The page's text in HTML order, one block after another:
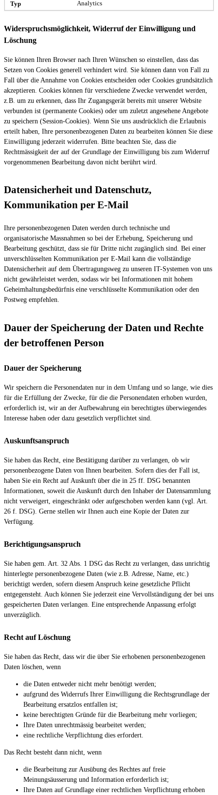
Analytics
Widerspruchsmöglichkeit, Widerruf der Einwilligung und
Löschung
Sie können Ihren Browser nach Ihren Wünschen so einstellen, dass das
Setzen von Cookies generell verhindert wird. Sie können dann von Fall zu
Fall über die Annahme von Cookies entscheiden oder Cookies grundsätzlich
akzeptieren. Cookies können für verschiedene Zwecke verwendet werden,
z.B. um zu erkennen, dass Ihr Zugangsgerät bereits mit unserer Website
verbunden ist (permanente Cookies) oder um zuletzt angesehene Angebote
zu speichern (Session-Cookies). Wenn Sie uns ausdrücklich die Erlaubnis
erteilt haben, Ihre personenbezogenen Daten zu bearbeiten können Sie diese
Einwilligung jederzeit widerrufen. Bitte beachten Sie, dass die
Rechtmässigkeit der auf der Grundlage der Einwilligung bis zum Widerruf
vorgenommenen Bearbeitung davon nicht berührt wird.
Datensicherheit und Datenschutz,
Kommunikation per E-Mail
Ihre personenbezogenen Daten werden durch technische und
organisatorische Massnahmen so bei der Erhebung, Speicherung und
Bearbeitung geschützt, dass sie für Dritte nicht zugänglich sind. Bei einer
unverschlüsselten Kommunikation per E-Mail kann die vollständige
Datensicherheit auf dem Übertragungsweg zu unseren IT-Systemen von uns
nicht gewährleistet werden, sodass wir bei Informationen mit hohem
Geheimhaltungsbedürfnis eine verschlüsselte Kommunikation oder den
Postweg empfehlen.
Dauer der Speicherung der Daten und Rechte
der betroffenen Person
Dauer der Speicherung
Wir speichern die Personendaten nur in dem Umfang und so lange, wie dies
für die Erfüllung der Zwecke, für die die Personendaten erhoben wurden,
erforderlich ist, wir an der Aufbewahrung ein berechtigtes überwiegendes
Interesse haben oder dazu gesetzlich verpflichtet sind.
Auskunftsanspruch
Sie haben das Recht, eine Bestätigung darüber zu verlangen, ob wir
personenbezogene Daten von Ihnen bearbeiten. Sofern dies der Fall ist,
haben Sie ein Recht auf Auskunft über die in 25 ff. DSG benannten
Informationen, soweit die Auskunft durch den Inhaber der Datensammlung
nicht verweigert, eingeschränkt oder aufgeschoben werden kann (vgl. Art.
26 f. DSG). Gerne stellen wir Ihnen auch eine Kopie der Daten zur
Verfügung.
Berichtigungsanspruch
Sie haben gem. Art. 32 Abs. 1 DSG das Recht zu verlangen, dass unrichtig
hinterlegte personenbezogene Daten (wie z.B. Adresse, Name, etc.)
berichtigt werden, sofern diesem Anspruch keine gesetzliche Pflicht
entgegensteht. Auch können Sie jederzeit eine Vervollständigung der bei uns
gespeicherten Daten verlangen. Eine entsprechende Anpassung erfolgt
unverzüglich.
Recht auf Löschung
Sie haben das Recht, dass wir die über Sie erhobenen personenbezogenen
Daten löschen, wenn
die Daten entweder nicht mehr benötigt werden;
aufgrund des Widerrufs Ihrer Einwilligung die Rechtsgrundlage der
Bearbeitung ersatzlos entfallen ist;
keine berechtigten Gründe für die Bearbeitung mehr vorliegen;
Ihre Daten unrechtmässig bearbeitet werden;
eine rechtliche Verpflichtung dies erfordert.
Das Recht besteht dann nicht, wenn
die Bearbeitung zur Ausübung des Rechtes auf freie
Meinungsäusserung und Information erforderlich ist;
Ihre Daten auf Grundlage einer rechtlichen Verpflichtung erhoben